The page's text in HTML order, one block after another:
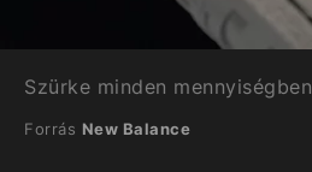
Szürke minden mennyiségben
Forrás New Balance